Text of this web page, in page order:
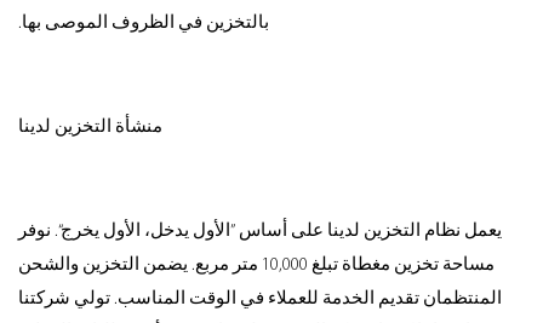
بالتخزين في الظروف الموصى بها.
منشأة التخزين لدينا
يعمل نظام التخزين لدينا على أساس ”الأول يدخل، الأول يخرج“. نوفر
مساحة تخزين مغطاة تبلغ 10,000 متر مربع. يضمن التخزين والشحن
المنتظمان تقديم الخدمة للعملاء في الوقت المناسب. تولي شركتنا